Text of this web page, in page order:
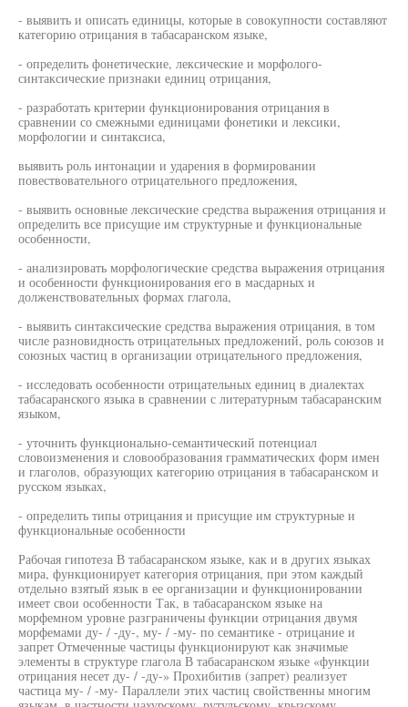
- выявить и описать единицы, которые в совокупности составляют
категорию отрицания в табасаранском языке,
- определить фонетические, лексические и морфолого-
синтаксические признаки единиц отрицания,
- разработать критерии функционирования отрицания в
сравнении со смежными единицами фонетики и лексики,
морфологии и синтаксиса,
выявить роль интонации и ударения в формировании
повествовательного отрицательного предложения,
- выявить основные лексические средства выражения отрицания и
определить все присущие им структурные и функциональные
особенности,
- анализировать морфологические средства выражения отрицания
и особенности функционирования его в масдарных и
долженствовательных формах глагола,
- выявить синтаксические средства выражения отрицания, в том
числе разновидность отрицательных предложений, роль союзов и
союзных частиц в организации отрицательного предложения,
- исследовать особенности отрицательных единиц в диалектах
табасаранского языка в сравнении с литературным табасаранским
языком,
- уточнить функционально-семантический потенциал
словоизменения и словообразования грамматических форм имен
и глаголов, образующих категорию отрицания в табасаранском и
русском языках,
- определить типы отрицания и присущие им структурные и
функциональные особенности
Рабочая гипотеза В табасаранском языке, как и в других языках
мира, функционирует категория отрицания, при этом каждый
отдельно взятый язык в ее организации и функционировании
имеет свои особенности Так, в табасаранском языке на
морфемном уровне разграничены функции отрицания двумя
морфемами ду- / -ду-, му- / -му- по семантике - отрицание и
запрет Отмеченные частицы функционируют как значимые
элементы в структуре глагола В табасаранском языке «функции
отрицания несет ду- / -ду-» Прохибитив (запрет) реализует
частица му- / -му- Параллели этих частиц свойственны многим